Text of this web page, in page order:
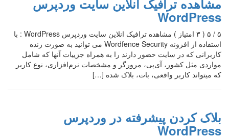
WordPress
۵ / ۵ ( ۳ امتیاز ) مشاهده ترافیک انلاین سایت وردپرس WordPress : با
استفاده از افزونه Wordfence Security می توانید به صورت زنده
کاربرانی که در سایت حضور دارند را به همراه جزییات آنها که شامل
مواردی مثل کشور، آی‌پی، مرورگر و مشخصات نرم‌افزاری، نوع کاربر
که میتواند کاربر واقعی، بات، بلاک شده […]
بلاک کردن پیشرفته در وردپرس
WordPress